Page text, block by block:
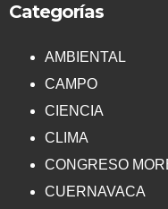
Categorías
AMBIENTAL
CAMPO
CIENCIA
CLIMA
CONGRESO
CUERNAVACA